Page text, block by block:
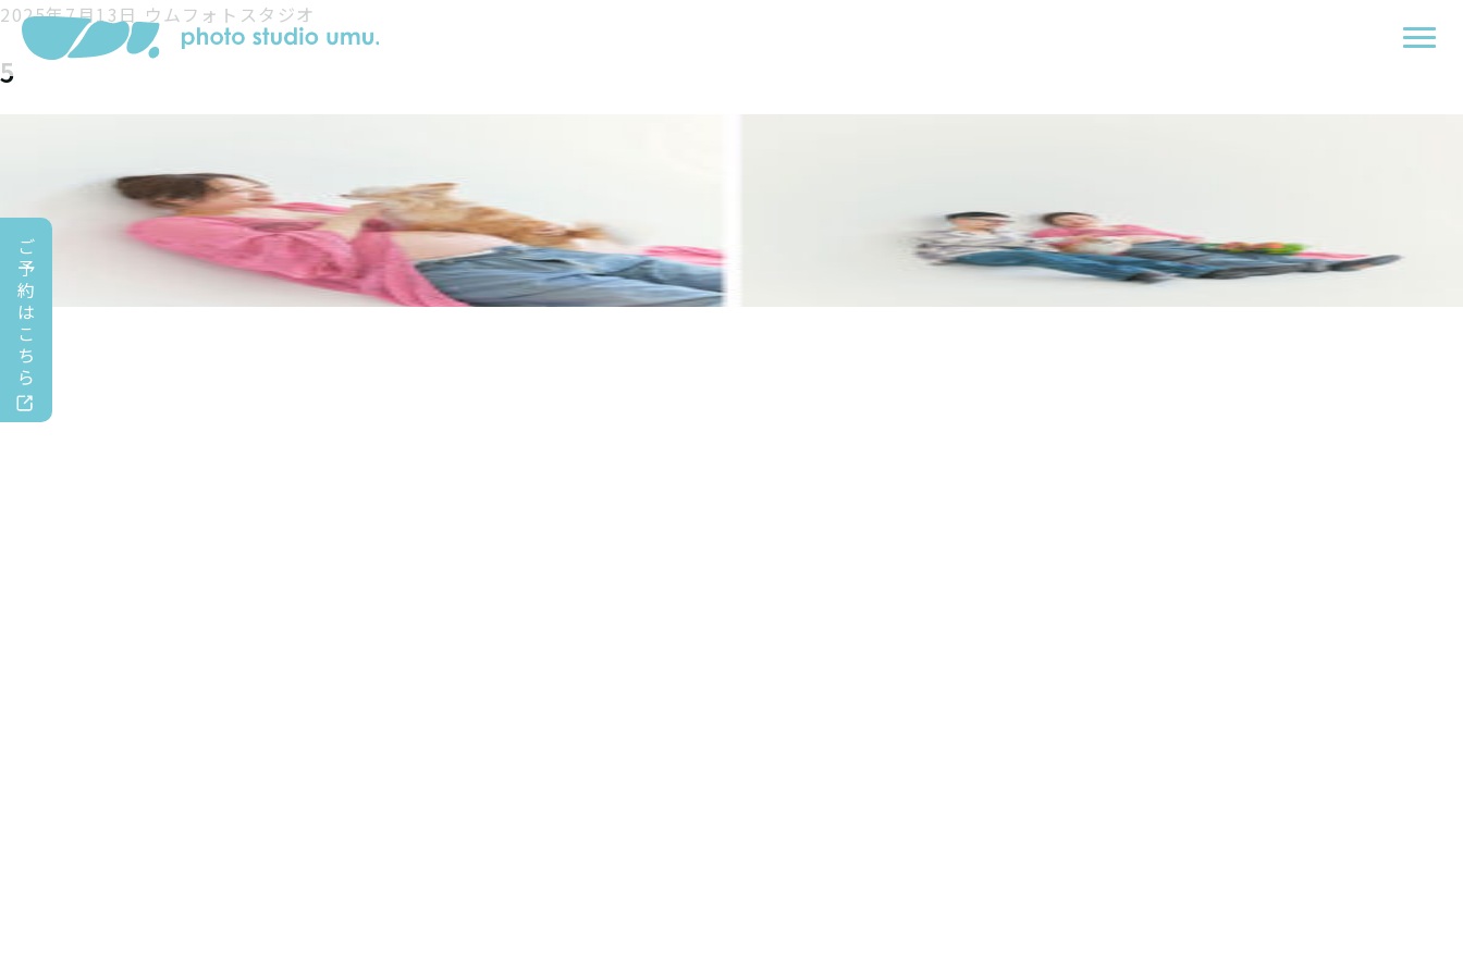
ご
予
約
は
こ
ち
ら
2025年7月13日 ウムフォトスタジオ
5